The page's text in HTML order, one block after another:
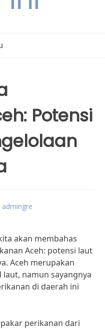
Potensi
admingre
akan membahas
Aceh: potensi laut
Aceh merupakan
laut, namun sayangnya
di daerah ini
perikanan dari